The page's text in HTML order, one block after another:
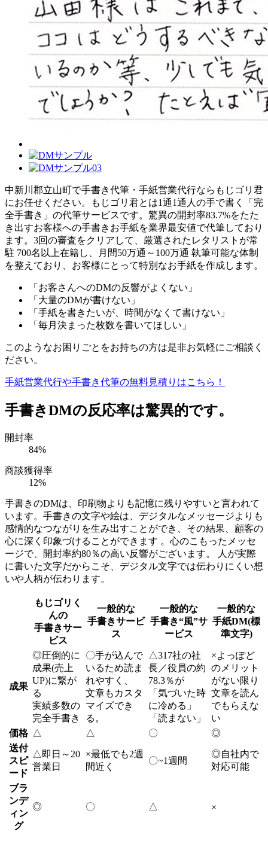
中新川郡立山町で手書き代筆・手紙営業代行ならもじゴリ君
にお任せください。もじゴリ君とは1通1通人の手で書く「完
全手書き」の代筆サービスです。驚異の開封率83.7%をたた
き出すお客様への手書きお手紙を業界最安値で代筆しており
ます。3回の審査をクリアして、厳選されたレタリストが常
駐 700名以上在籍し、月間50万通～100万通 執筆可能な体制
を整えており、お客様にとって特別なお手紙を作成します。
「お客さんへのDMの反響がよくない」
「大量のDMが書けない」
「手紙を書きたいが、時間がなくて書けない」
「毎月決まった枚数を書いてほしい」
このようなお困りごとをお持ちの方は是非お気軽にご相談く
ださい。
手紙営業代行や手書き代筆の無料見積りはこちら！
手書きDMの反応率は驚異的です。
開封率
84%
商談獲得率
12%
手書きのDMは、印刷物よりも記憶に残りやすいと言われて
います。手書きの文字や絵は、デジタルなメッセージよりも
感情的なつながりを生み出すことができ、その結果、顧客の
心に深く印象づけることができます 。心のこもったメッセ
ージで、開封率約80％の高い反響がございます。 人が実際
に書いた文字だからこそ、デジタル文字では伝わりにくい想
いや人柄が伝わります。
もじゴリく
んの
手書きサー
ビス
一般的な
手書きサービ
ス
一般的な
手書き“風”サ
ービス
一般的な
手紙DM(標
準文字)
成果
◎圧倒的に
成果(売上
UP)に繋が
る
実績多数の
完全手書き
〇手が込んで
いるため読ま
れやすく、
文章もカスタ
マイズでき
る。
△317社の社
長／役員の約
78.3％が
「気づいた時
に冷める」
「読まない」
×よっぽど
のメリット
がない限り
文章を読ん
でもらえな
い
価格 △ △ 〇
◎
送付
スピ
ード
△ 即日～20
営業日
×最低でも2週
間近く
〇~1週間
◎自社内で
対応可能
ブラ
ンデ
ィン
グ
◎ 〇 △ ×